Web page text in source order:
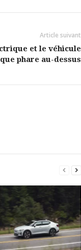
Article suivant
et le véhicule
phare au-dessus